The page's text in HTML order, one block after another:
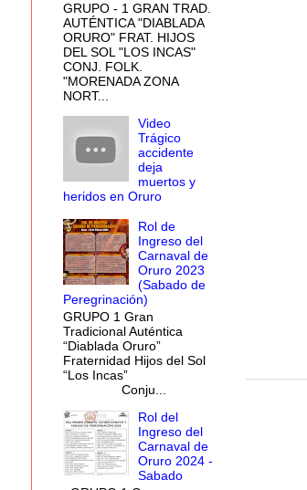
GRUPO - 1 GRAN TRAD.
AUTÉNTICA "DIABLADA
ORURO" FRAT. HIJOS
DEL SOL "LOS INCAS"
CONJ. FOLK.
"MORENADA ZONA
NORT...
Video
Trágico
accidente
deja
muertos y
heridos en Oruro
Rol de
Ingreso del
Carnaval de
Oruro 2023
(Sabado de
Peregrinación)
GRUPO 1 Gran
Tradicional Auténtica
“Diablada Oruro”
Fraternidad Hijos del Sol
“Los Incas”
Conju...
Rol del
Ingreso del
Carnaval de
Oruro 2024 -
Sabado